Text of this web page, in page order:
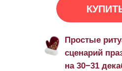
Простые
сценарий
на 30−31